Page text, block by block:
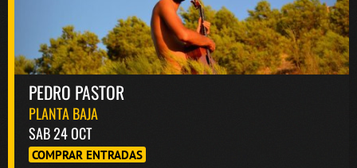
PEDRO PASTOR
PLANTA BAJA
SAB 24 OCT
COMPRAR ENTRADAS